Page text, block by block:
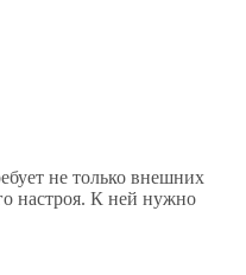
не только внешних
настроя. К ней нужно